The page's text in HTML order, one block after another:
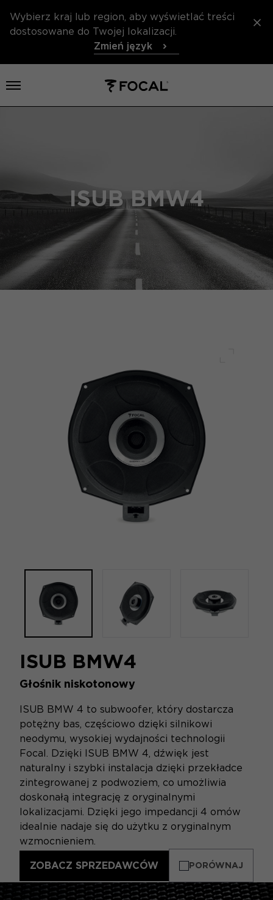
Wybierz kraj lub region, aby wyświetlać treści
dostosowane do Twojej lokalizacji.
Zmień język
Otwórz menu
ISUB BMW4
ISUB BMW4
Głośnik niskotonowy
ISUB BMW 4 to subwoofer, który dostarcza
potężny bas, częściowo dzięki silnikowi
neodymu, wysokiej wydajności technologii
Focal. Dzięki ISUB BMW 4, dźwięk jest
naturalny i szybki instalacja dzięki przekładce
zintegrowanej z podwoziem, co umożliwia
doskonałą integrację z oryginalnymi
lokalizacjami. Dzięki jego impedancji 4 omów
idealnie nadaje się do użytku z oryginalnym
wzmocnieniem.
ZOBACZ SPRZEDAWCÓW PORÓWNAJ